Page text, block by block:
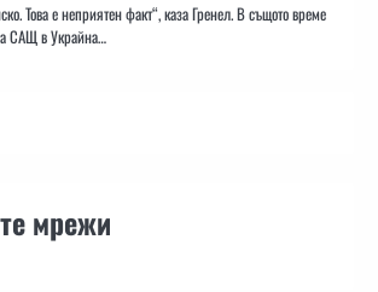
Това е неприятен факт“, каза Гренел. В същото време
САЩ в Украйна…
мрежи